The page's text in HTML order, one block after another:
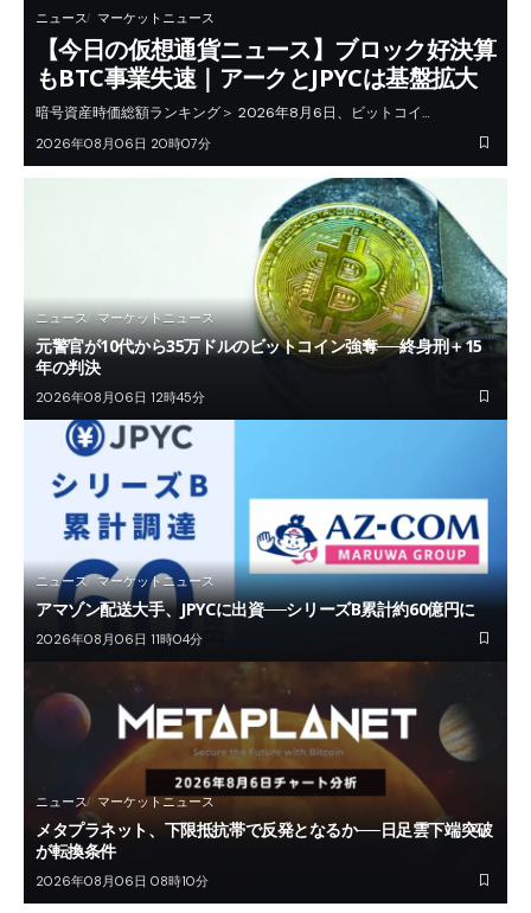
ニュース マーケットニュース
【今日の仮想通貨ニュース】ブロック好決算
もBTC事業失速｜アークとJPYCは基盤拡大
暗号資産時価総額ランキング＞ 2026年8月6日、ビットコイ…
2026年08月06日 20時07分
ニュース マーケットニュース
元警官が10代から35万ドルのビットコイン強奪──終身刑＋15
年の判決
2026年08月06日 12時45分
ニュース マーケットニュース
アマゾン配送大手、JPYCに出資──シリーズB累計約60億円に
2026年08月06日 11時04分
ニュース マーケットニュース
メタプラネット、下限抵抗帯で反発となるか──日足雲下端突破
が転換条件
2026年08月06日 08時10分